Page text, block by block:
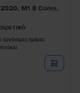
M1 8 Cores,
εργάσιμες ημέρες